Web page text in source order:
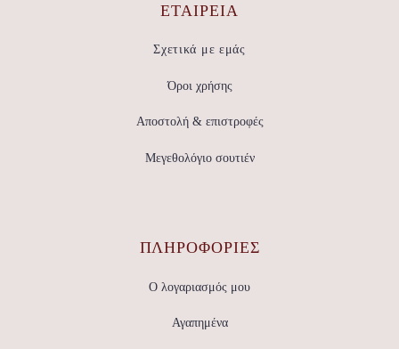
ΕΤΑΙΡΕΊΑ
Σχετικά με εμάς
Όροι χρήσης
Αποστολή & επιστροφές
Μεγεθολόγιο σουτιέν
ΠΛΗΡΟΦΟΡΙΕΣ
Ο λογαριασμός μου
Αγαπημένα